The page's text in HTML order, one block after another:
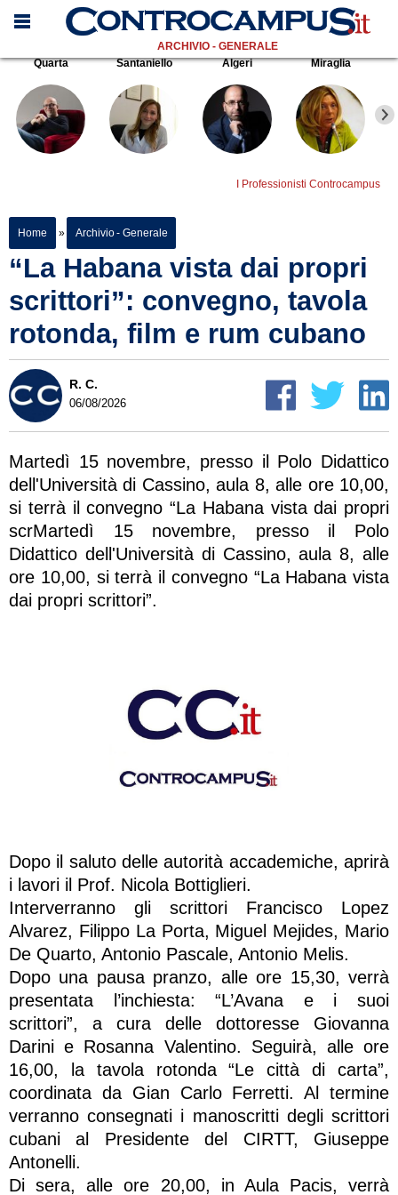
ARCHIVIO - GENERALE
Quarta
Santaniello Algeri Miraglia
I Professionisti Controcampus
Home » Archivio - Generale
“La Habana vista dai propri
scrittori”: convegno, tavola
rotonda, film e rum cubano
R. C.
06/08/2026
Martedì 15 novembre, presso il Polo Didattico
dell'Università di Cassino, aula 8, alle ore 10,00,
si terrà il convegno “La Habana vista dai propri
scrMartedì 15 novembre, presso il Polo
Didattico dell'Università di Cassino, aula 8, alle
ore 10,00, si terrà il convegno “La Habana vista
dai propri scrittori”.
Dopo il saluto delle autorità accademiche, aprirà
i lavori il Prof. Nicola Bottiglieri.
Interverranno gli scrittori Francisco Lopez
Alvarez, Filippo La Porta, Miguel Mejides, Mario
De Quarto, Antonio Pascale, Antonio Melis.
Dopo una pausa pranzo, alle ore 15,30, verrà
presentata l’inchiesta: “L’Avana e i suoi
scrittori”, a cura delle dottoresse Giovanna
Darini e Rosanna Valentino. Seguirà, alle ore
16,00, la tavola rotonda “Le città di carta”,
coordinata da Gian Carlo Ferretti. Al termine
verranno consegnati i manoscritti degli scrittori
cubani al Presidente del CIRTT, Giuseppe
Antonelli.
Di sera, alle ore 20,00, in Aula Pacis, verrà